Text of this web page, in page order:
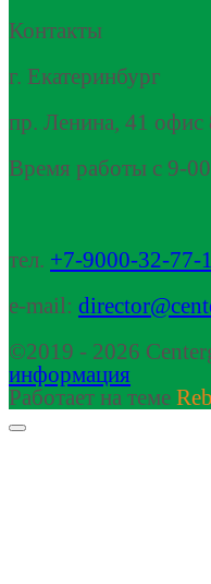
Контакты
г. Екатеринбург
пр. Ленина, 41 офис
Время работы с 9-
тел. +7-9000-32-77-
e-mail:
©2019 - 2026
информация
Работает на теме